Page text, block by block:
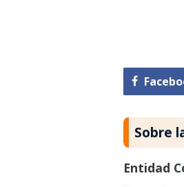
Sobre
Entidad